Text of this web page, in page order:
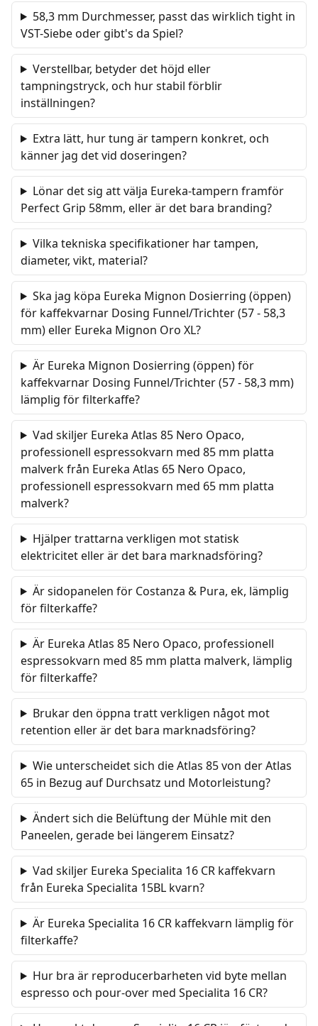
58,3 mm Durchmesser, passt das wirklich tight in
VST-Siebe oder gibt's da Spiel?
Verstellbar, betyder det höjd eller
tampningstryck, och hur stabil förblir
inställningen?
Extra lätt, hur tung är tampern konkret, och
känner jag det vid doseringen?
Lönar det sig att välja Eureka-tampern framför
Perfect Grip 58mm, eller är det bara branding?
Vilka tekniska specifikationer har tampen,
diameter, vikt, material?
Ska jag köpa Eureka Mignon Dosierring (öppen)
för kaffekvarnar Dosing Funnel/Trichter (57 - 58,3
mm) eller Eureka Mignon Oro XL?
Är Eureka Mignon Dosierring (öppen) för
kaffekvarnar Dosing Funnel/Trichter (57 - 58,3 mm)
lämplig för filterkaffe?
Vad skiljer Eureka Atlas 85 Nero Opaco,
professionell espressokvarn med 85 mm platta
malverk från Eureka Atlas 65 Nero Opaco,
professionell espressokvarn med 65 mm platta
malverk?
Hjälper trattarna verkligen mot statisk
elektricitet eller är det bara marknadsföring?
Är sidopanelen för Costanza & Pura, ek, lämplig
för filterkaffe?
Är Eureka Atlas 85 Nero Opaco, professionell
espressokvarn med 85 mm platta malverk, lämplig
för filterkaffe?
Brukar den öppna tratt verkligen något mot
retention eller är det bara marknadsföring?
Wie unterscheidet sich die Atlas 85 von der Atlas
65 in Bezug auf Durchsatz und Motorleistung?
Ändert sich die Belüftung der Mühle mit den
Paneelen, gerade bei längerem Einsatz?
Vad skiljer Eureka Specialita 16 CR kaffekvarn
från Eureka Specialita 15BL kvarn?
Är Eureka Specialita 16 CR kaffekvarn lämplig för
filterkaffe?
Hur bra är reproducerbarheten vid byte mellan
espresso och pour-over med Specialita 16 CR?